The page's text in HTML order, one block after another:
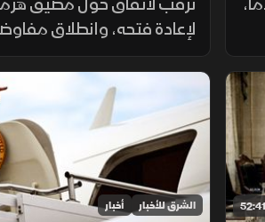
لإعادة فتحه، وانطلاق
في روما، وتأكيد حماس
الانسحاب، فيما يتصاعد
وأوكرانيا.
52:41 الشرق للأخبار أخبار